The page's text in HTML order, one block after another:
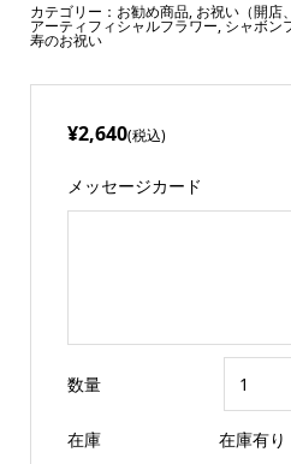
カテゴリー： お勧め商品, お祝い（開店
アーティフィシャルフラワー,シャボン
寿のお祝い
¥2,640(税込)
メッセージカード
数量
在庫 在庫有り